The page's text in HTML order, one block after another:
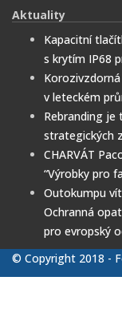
Aktuality
Kapacitní
s krytím IP68
v leteckém
Rebranding je
strategických
CHARVÁT
“Výrobky pro
Outokumpu
Ochranná
pro evropský
© Copyright 2018 -